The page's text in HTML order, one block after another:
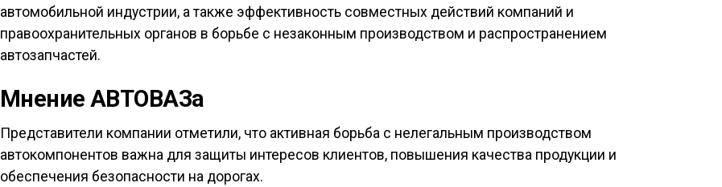
автомобильной индустрии, а также эффективность совместных действий компаний и
правоохранительных органов в борьбе с незаконным производством и распространением
автозапчастей.
Мнение АВТОВАЗа
Представители компании отметили, что активная борьба с нелегальным производством
автокомпонентов важна для защиты интересов клиентов, повышения качества продукции и
обеспечения безопасности на дорогах.